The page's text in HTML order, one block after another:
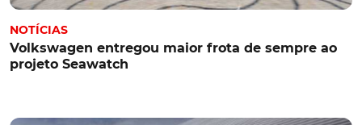
NOTÍCIAS
Volkswagen entregou maior frota de sempre ao
projeto Seawatch